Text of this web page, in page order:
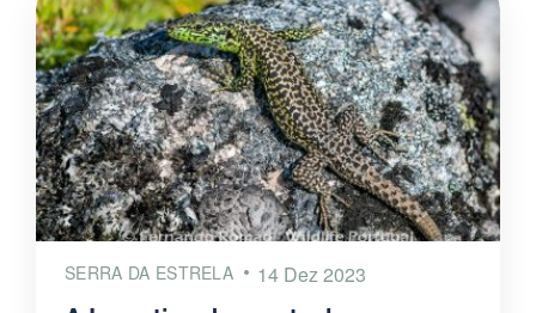
SERRA DA ESTRELA 14 Dez 2023